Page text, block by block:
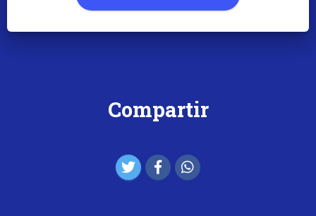
Compartir